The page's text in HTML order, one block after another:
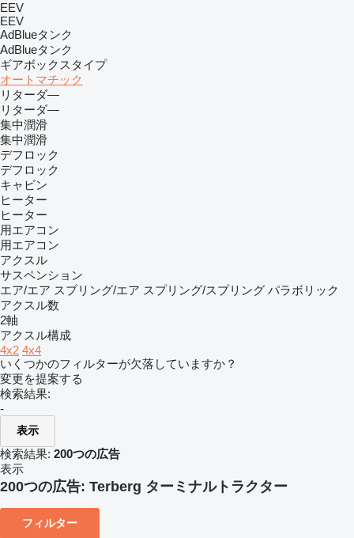
EEV
EEV
AdBlueタンク
AdBlueタンク
ギアボックスタイプ
オートマチック
リターダ―
リターダ―
集中潤滑
集中潤滑
デフロック
デフロック
キャビン
ヒーター
ヒーター
用エアコン
用エアコン
アクスル
サスペンション
エア/エア スプリング/エア スプリング/スプリング パラボリック
アクスル数
2軸
アクスル構成
4x2 4x4
いくつかのフィルターが欠落していますか？
変更を提案する
検索結果:
-
表示
検索結果: 200つの広告
表示
200つの広告: Terberg ターミナルトラクター
フィルター